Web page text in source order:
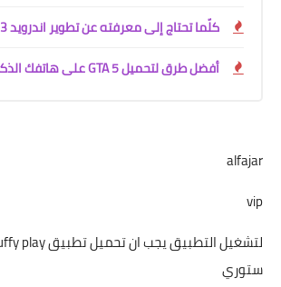
كلّما تحتاج إلى معرفته عن تطوير اندروید 13
أفضل طرق لتحميل GTA 5 على هاتفك الذكي بنجاح
alfajar
vip
ستوري